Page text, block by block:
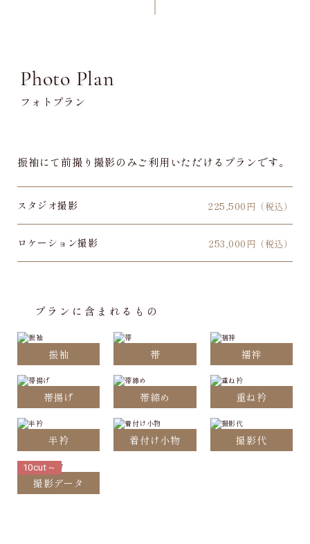
Photo Plan
フォトプラン
振袖にて前撮り撮影のみご利用いただけるプランです。
スタジオ撮影 225,500 円（税込）
ロケーション撮影 253,000 円（税込）
プランに含まれるもの
振袖 帯 襦袢
帯揚げ 帯締め 重ね衿
半衿 着付け小物 撮影代
撮影データ
10cut～